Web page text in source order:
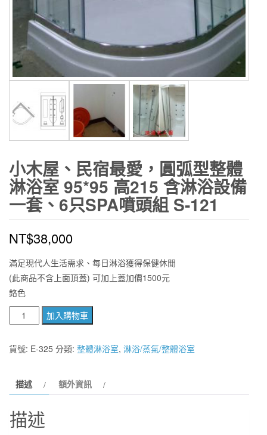
小木屋、民宿最愛，圓弧型整體
淋浴室 95*95 高215 含淋浴設備
一套、6只SPA噴頭組 S-121
NT$38,000
滿足現代人生活需求、每日淋浴獲得保健休閒
(此商品不含上面頂蓋) 可加上蓋加價1500元
鉻色
木
屋、
最
圓
加入購物車
貨號: E-325 分類: 整體淋浴室, 淋浴/蒸氣/整體浴室
描述 額外資訊
描述